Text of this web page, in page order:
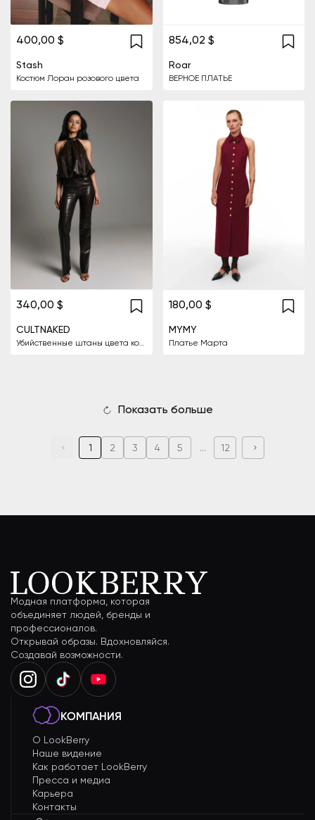
400,00 $
Stash
Костюм Лоран розового цвета
854,02 $
Roar
ВЕРНОЕ ПЛАТЬЕ
340,00 $
CULTNAKED
Убийственные штаны цвета коричневой крокодиловой кожи
180,00 $
MYMY
Платье Марта
Показать больше
1 2 3 4 5 ... 12
Модная платформа, которая
объединяет людей, бренды и
профессионалов.
Открывай образы. Вдохновляйся.
Создавай возможности.
КОМПАНИЯ
О LookBerry
Наше видение
Как работает LookBerry
Пресса и медиа
Карьера
Контакты